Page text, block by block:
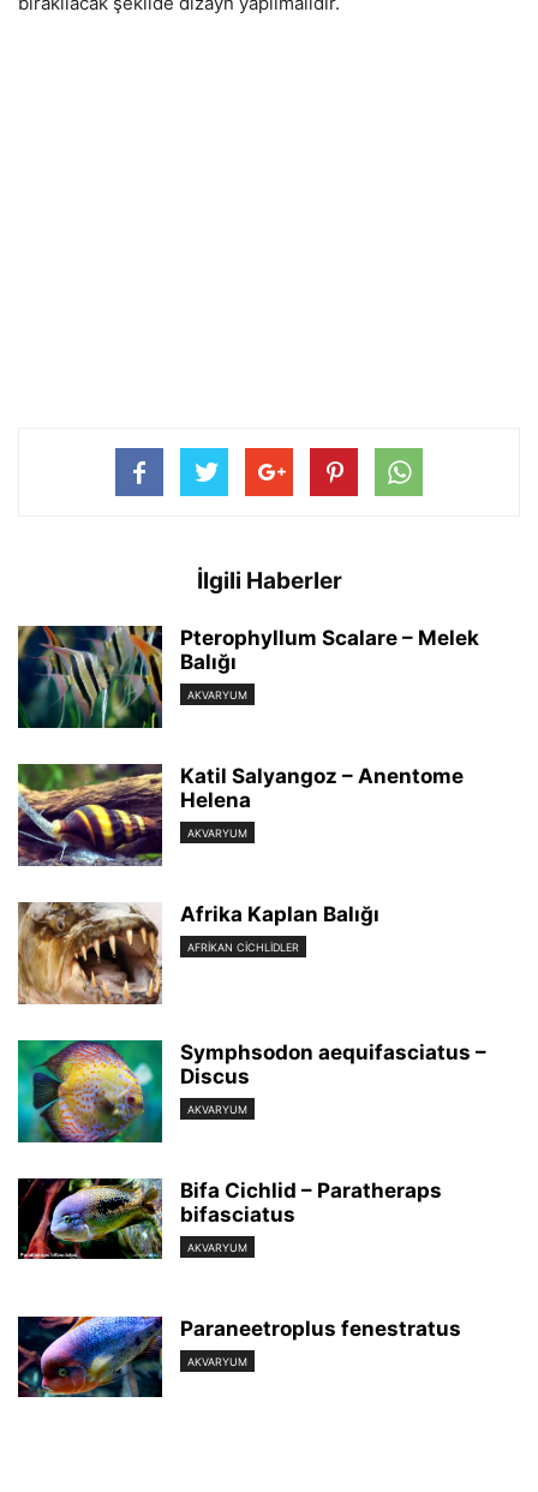
İlgili Haberler
Pterophyllum Scalare – Melek
Balığı
AKVARYUM
Katil Salyangoz – Anentome
Helena
AKVARYUM
Afrika Kaplan Balığı
AFRIKAN CICHLIDLER
Symphsodon aequifasciatus –
Discus
AKVARYUM
Bifa Cichlid – Paratheraps
bifasciatus
AKVARYUM
Paraneetroplus fenestratus
AKVARYUM